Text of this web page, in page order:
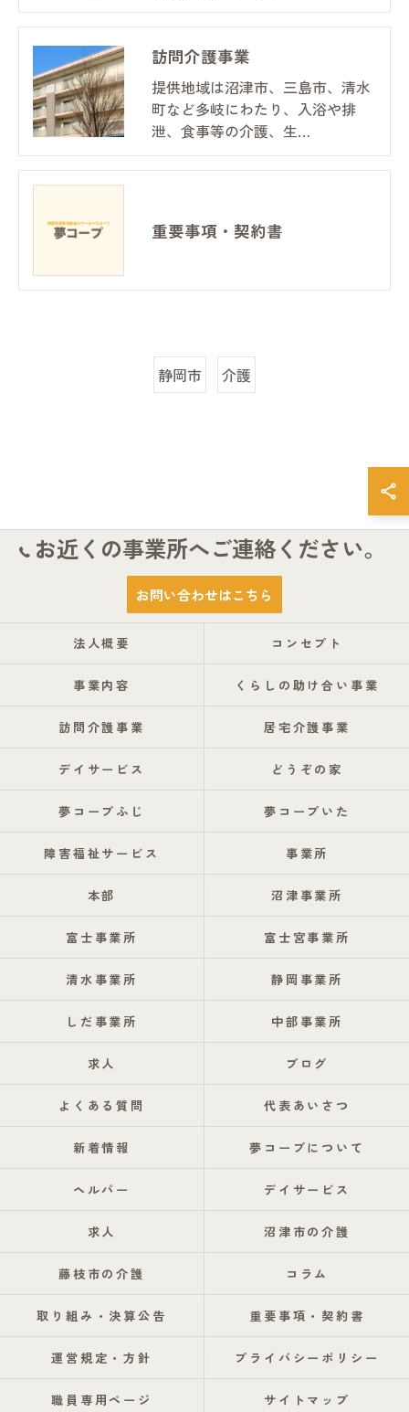
訪問介護事業
提供地域は沼津市、三島市、清水
町など多岐にわたり、入浴や排
泄、食事等の介護、生…
重要事項・契約書
静岡市 介護
お近くの事業所へご連絡ください。
お問い合わせはこちら
法人概要 コンセプト
事業内容 くらしの助け合い事業
訪問介護事業 居宅介護事業
デイサービス どうぞの家
夢コープふじ 夢コープいた
障害福祉サービス 事業所
本部 沼津事業所
富士事業所 富士宮事業所
清水事業所 静岡事業所
しだ事業所 中部事業所
求人 ブログ
よくある質問 代表あいさつ
新着情報 夢コープについて
ヘルパー デイサービス
求人 沼津市の介護
藤枝市の介護 コラム
取り組み・決算公告 重要事項・契約書
運営規定・方針 プライバシーポリシー
職員専用ページ サイトマップ